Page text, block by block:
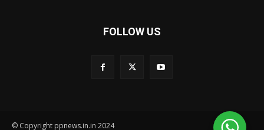
FOLLOW US
© Copyright ppnews.in.in 2024